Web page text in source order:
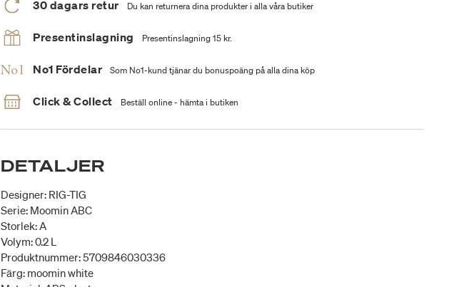
30 dagars retur Du kan returnera dina produkter i alla våra butiker
Presentinslagning Presentinslagning 15 kr.
No1 Fördelar Som No1-kund tjänar du bonuspoäng på alla dina köp
Click & Collect Beställ online - hämta i butiken
DETALJER
Designer: RIG-TIG
Serie: Moomin ABC
Storlek: A
Volym: 0.2 L
Produktnummer: 5709846030336
Färg: moomin white